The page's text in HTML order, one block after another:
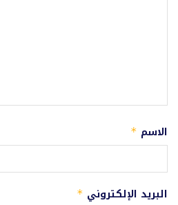
الاسم *
البريد الإلكتروني *